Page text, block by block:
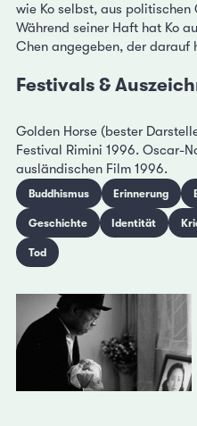
wie Ko selbst, aus politischen
Während seiner Haft hat Ko
Chen angegeben, der darauf
Festivals &
Golden Horse (bester
Festival Rimini 1996. Oscar-
ausländischen Film 1996.
Buddhismus Erinnerung
Geschichte Identität
Tod